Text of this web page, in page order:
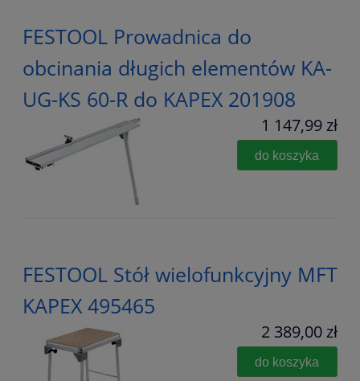
FESTOOL Prowadnica do
obcinania długich elementów KA-
UG-KS 60-R do KAPEX 201908
1 147,99 zł
do koszyka
FESTOOL Stół wielofunkcyjny MFT
KAPEX 495465
2 389,00 zł
do koszyka